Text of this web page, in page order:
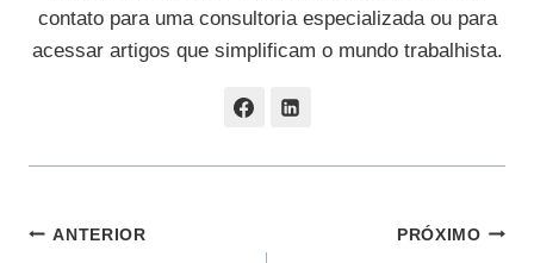
contato para uma consultoria especializada ou para
acessar artigos que simplificam o mundo trabalhista.
Navegação
ANTERIOR PRÓXIMO